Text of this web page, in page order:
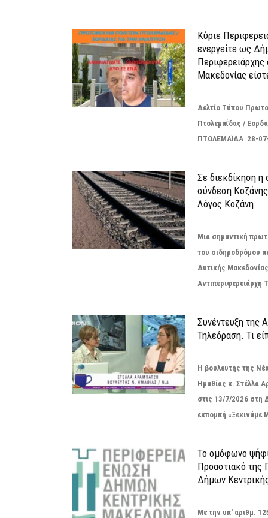
Κύριε
ενεργείτε ως
Περιφερειάρχης
Μακεδονίας
Δελτίο Τύπου
Πτολεμαΐδας /
ΠΤΟΛΕΜΑΪΔΑ 28-
Σε διεκδίκηση η
σύνδεση
Λόγος Κοζάνη
Μια σημαντική
του σιδηροδρόμου
Δυτικής
Συνέντευξη της
Τηλεόραση. Τι
Η βουλευτής της
Ημαθίας κ. Στέλλα
στις 13/7/2026 στη
εκπομπή «Ξεκινάμε
Το ομόφωνο
Προαστιακό της
Δήμων
Με την υπ' αριθμ.